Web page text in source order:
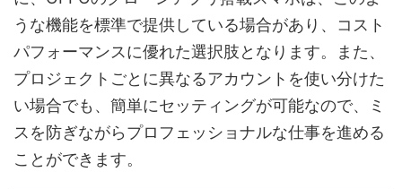
うな機能を標準で提供している場合があり、コスト
パフォーマンスに優れた選択肢となります。また、
プロジェクトごとに異なるアカウントを使い分けた
い場合でも、簡単にセッティングが可能なので、ミ
スを防ぎながらプロフェッショナルな仕事を進める
ことができます。